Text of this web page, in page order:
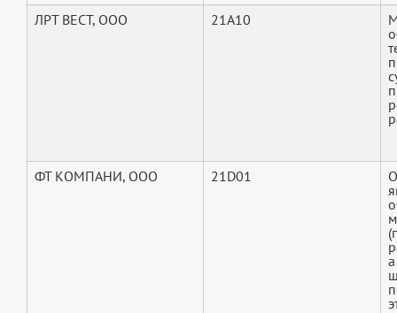
ЛРТ ВЕСТ, ООО
21A10
ФТ КОМПАНИ, ООО 21D01